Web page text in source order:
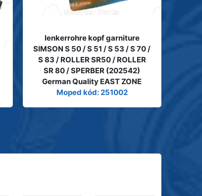
lenkerrohre kopf garniture
SIMSON S 50 / S 51 / S 53 / S 70 /
S 83 / ROLLER SR50 / ROLLER
SR 80 / SPERBER (202542)
German Quality EAST ZONE
Moped kód: 251002